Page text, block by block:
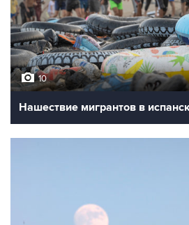
10
Нашествие мигрантов в